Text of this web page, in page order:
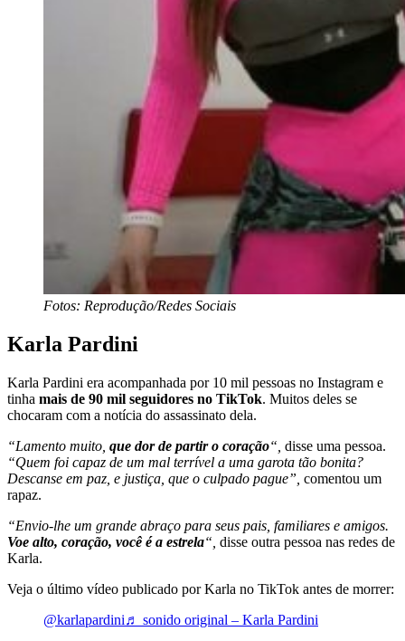
Fotos: Reprodução/Redes Sociais
Karla Pardini
Karla Pardini era acompanhada por 10 mil pessoas no Instagram e
tinha mais de 90 mil seguidores no TikTok. Muitos deles se
chocaram com a notícia do assassinato dela.
“Lamento muito, que dor de partir o coração“, disse uma pessoa.
“Quem foi capaz de um mal terrível a uma garota tão bonita?
Descanse em paz, e justiça, que o culpado pague”, comentou um
rapaz.
“Envio-lhe um grande abraço para seus pais, familiares e amigos.
Voe alto, coração, você é a estrela“, disse outra pessoa nas redes de
Karla.
Veja o último vídeo publicado por Karla no TikTok antes de morrer:
@karlapardini♬ sonido original – Karla Pardini